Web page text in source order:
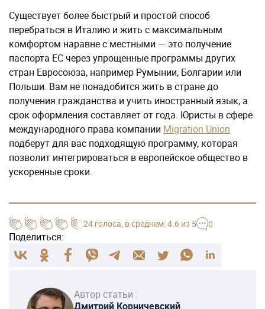
Существует более быстрый и простой способ
перебраться в Италию и жить с максимальным
комфортом наравне с местными — это получение
паспорта ЕС через упрощенные программы других
стран Евросоюза, например Румынии, Болгарии или
Польши. Вам не понадобится жить в стране до
получения гражданства и учить иностранный язык, а
срок оформления составляет от года. Юристы в сфере
международного права компании Migration Union
подберут для вас подходящую программу, которая
позволит интегрироваться в европейское общество в
ускоренные сроки.
24 голоса, в среднем:4.6 из 5 0
Поделиться:
Автор статьи :
Дмитрий Корничевский